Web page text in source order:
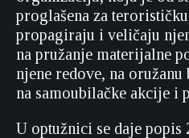
proglašena za
propagiraju i veličaju
na pružanje materijalne
njene redove, na
na samoubilačke akcije i
U optužnici se daje popis